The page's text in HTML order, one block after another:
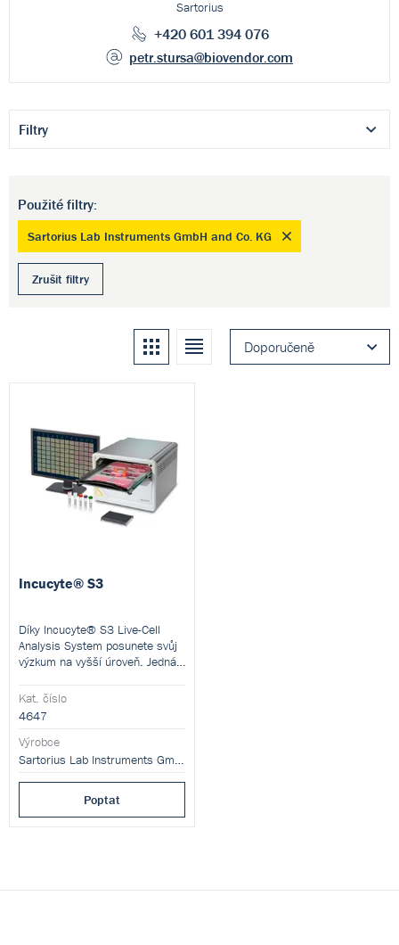
Sartorius
+420 601 394 076
petr.stursa@biovendor.com
Filtry
Použité filtry:
Sartorius Lab Instruments GmbH and Co. KG
Zrušit filtry
Doporučeně
Kachle Seznam
Incucyte® S3
Díky Incucyte® S3 Live-Cell
Analysis System posunete svůj
výzkum na vyšší úroveň. Jedná
získáváním a analýzou buněk ve
fyziologicky relevantním
prostředí.
Kat. číslo
4647
Výrobce
Sartorius Lab Instruments GmbH and Co. KG
Poptat